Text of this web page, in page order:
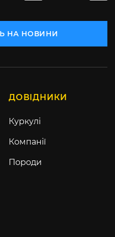
НА НОВИНИ
ДОВІДНИКИ
Куркулі
Компанії
Породи